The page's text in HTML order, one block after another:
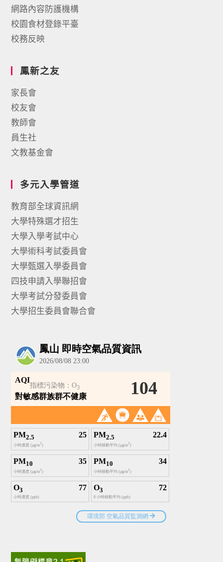
網路內容防護機構
校園食材登錄平臺
校務反映
鳳新之友
家長會
校友會
教師會
員生社
文教基金會
多元入學管道
教育部全球資訊網
大學特殊選才招生
大學入學考試中心
大學術科考試委員會
大學甄選入學委員會
四技申請入學聯招會
大學考試分發委員會
大學招生委員會聯合會